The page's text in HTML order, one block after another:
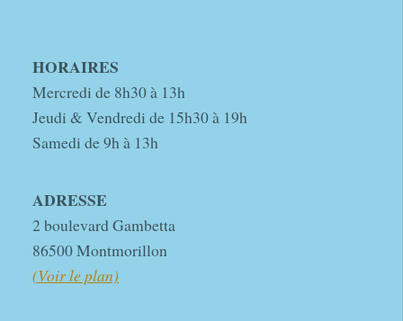
HORAIRES
Mercredi de 8h30 à 13h
Jeudi & Vendredi de 15h30 à 19h
Samedi de 9h à 13h
ADRESSE
2 boulevard Gambetta
86500 Montmorillon
(Voir le plan)